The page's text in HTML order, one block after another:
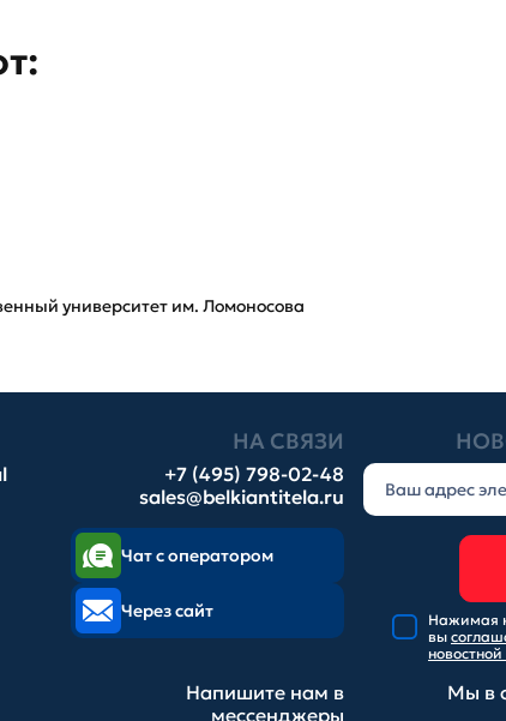
университет им. Ломоносова
НА СВЯЗИ
+7 (495) 798-02-48
sales@belkiantitela.ru
Нажимая
вы
Чат с оператором
Через сайт
Напишите нам в
мессенджеры
Мы в